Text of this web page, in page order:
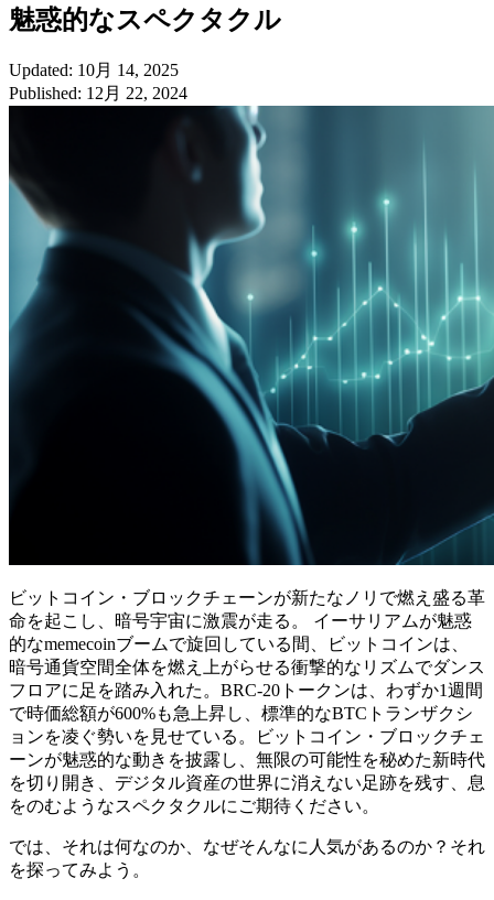
魅惑的なスペクタクル
Updated: 10月 14, 2025
Published: 12月 22, 2024
ビットコイン・ブロックチェーンが新たなノリで燃え盛る革
命を起こし、暗号宇宙に激震が走る。 イーサリアムが魅惑
的なmemecoinブームで旋回している間、ビットコインは、
暗号通貨空間全体を燃え上がらせる衝撃的なリズムでダンス
フロアに足を踏み入れた。BRC-20トークンは、わずか1週間
で時価総額が600%も急上昇し、標準的なBTCトランザクシ
ョンを凌ぐ勢いを見せている。ビットコイン・ブロックチェ
ーンが魅惑的な動きを披露し、無限の可能性を秘めた新時代
を切り開き、デジタル資産の世界に消えない足跡を残す、息
をのむようなスペクタクルにご期待ください。
では、それは何なのか、なぜそんなに人気があるのか？それ
を探ってみよう。